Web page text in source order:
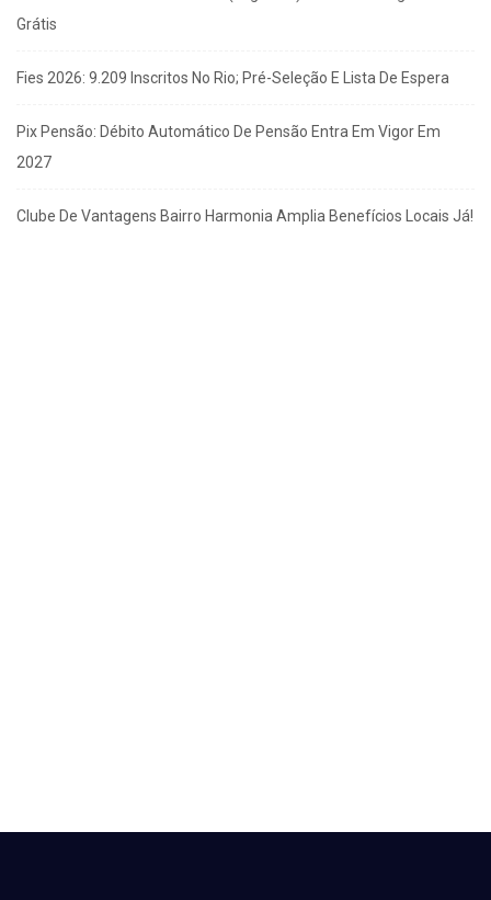
Grátis
Fies 2026: 9.209 Inscritos No Rio; Pré-Seleção E Lista De Espera
Pix Pensão: Débito Automático De Pensão Entra Em Vigor Em
2027
Clube De Vantagens Bairro Harmonia Amplia Benefícios Locais Já!